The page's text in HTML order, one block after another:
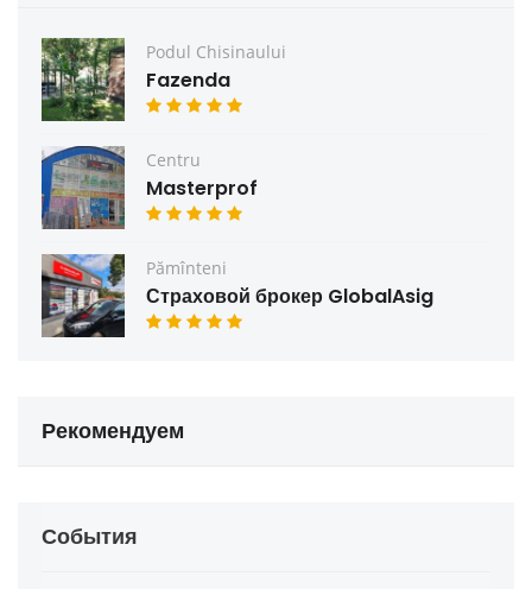
Podul Chisinaului
Fazenda
Centru
Masterprof
Pămînteni
Страховой брокер GlobalAsig
Рекомендуем
События